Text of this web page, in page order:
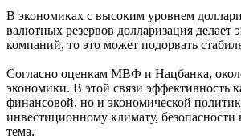
В экономиках с высоким уровнем
валютных резервов долларизация делает
компаний, то это может подорвать
Согласно оценкам МВФ и Нацбанка,
экономики. В этой связи
финансовой, но и экономической
инвестиционному климату,
тема.